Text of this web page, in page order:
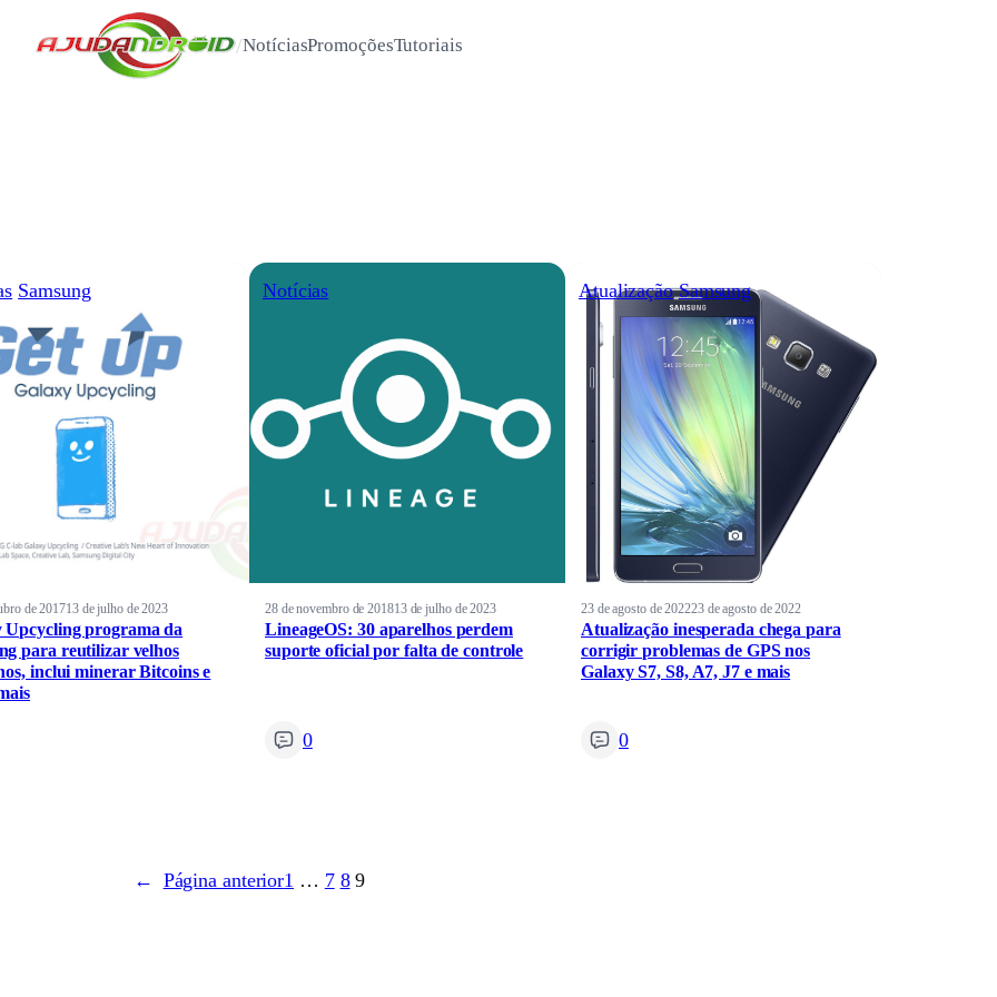
/NotíciasPromoçõesTutoriais
Samsung
de 201713 de julho de 2023
Upcycling programa da
para reutilizar velhos
inclui minerar Bitcoins e
Notícias
28 de novembro de 201813 de julho de 2023
LineageOS: 30 aparelhos perdem
suporte oficial por falta de controle
0
Atualização Samsung
23 de agosto de 202223 de agosto de 2022
Atualização inesperada chega para
corrigir problemas de GPS nos
Galaxy S7, S8, A7, J7 e mais
0
← Página anterior1 … 7 8 9